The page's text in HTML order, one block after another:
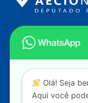
Endereço
Câmara dos Deputados
Contato
Olá! Seja
Aqui você